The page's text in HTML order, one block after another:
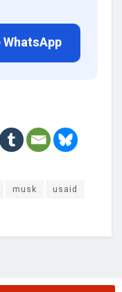
musk usaid